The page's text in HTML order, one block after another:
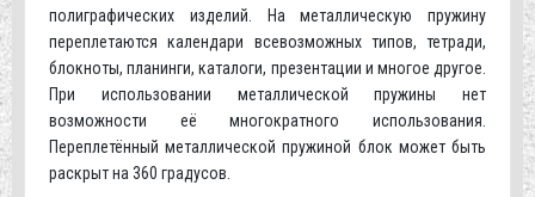
полиграфических изделий. На металлическую пружину
переплетаются календари всевозможных типов, тетради,
блокноты, планинги, каталоги, презентации и многое другое.
При использовании металлической пружины нет
возможности её многократного использования.
Переплетённый металлической пружиной блок может быть
раскрыт на 360 градусов.